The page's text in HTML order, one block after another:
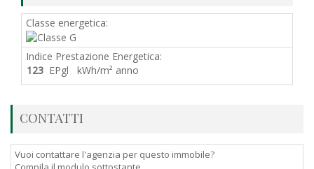
Classe energetica:
Indice Prestazione Energetica:
123 EPgl kWh/m² anno
CONTATTI
Vuoi contattare l'agenzia per questo immobile?